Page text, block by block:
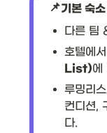
📌기본 숙
다른 팀
호텔에
List)에
루밍리
컨디션,
다.